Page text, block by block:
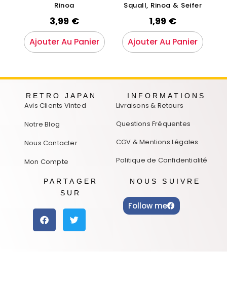
Rinoa
3,99 €
Ajouter Au Panier
Squall, Rinoa & Seifer
1,99 €
Ajouter Au Panier
RETRO JAPAN
Avis Clients Vinted
Notre Blog
Nous Contacter
Mon Compte
INFORMATIONS
Livraisons & Retours
Questions Fréquentes
CGV & Mentions Légales
Politique de Confidentialité
PARTAGER
SUR
NOUS SUIVRE
Follow me